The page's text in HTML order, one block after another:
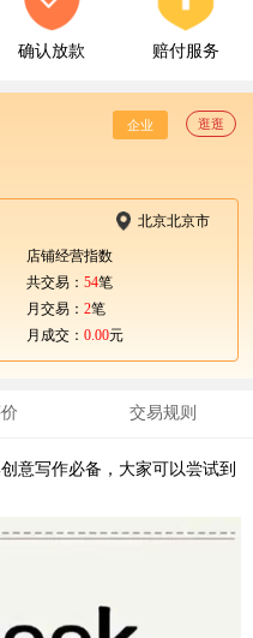
确认放款 赔付服务
企业 逛逛
北京北京市
店铺经营指数
共交易： 54笔
月交易： 2笔
月成交： 0.00元
交易规则
意写作必备，大家可以尝试到